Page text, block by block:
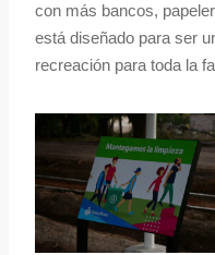
con más bancos,
está diseñado para ser
recreación para toda la